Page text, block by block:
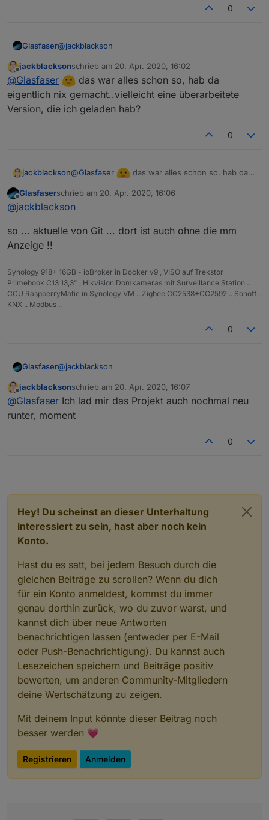
0
Glasfaser@jackblackson
Nochwas ... was mich Irritiert !?
Du hat eine Anzeige drin , die finde ich bei mir nicht
und im Gif Video ganz oben im Startthread ist sie
auch nicht !??
Offline
jackblacksonschrieb am 20. Apr. 2020, 16:02
zuletzt editiert von
@Glasfaser
das war alles schon so, hab da
eigentlich nix gemacht..vielleicht eine überarbeitete
Version, die ich geladen hab?
0
jackblackson@Glasfaser
das war alles schon so, hab da
überarbeitete Version, die ich geladen hab?
Offline
Glasfaserschrieb am 20. Apr. 2020, 16:06
zuletzt editiert von
@jackblackson
so ... aktuelle von Git ... dort ist auch ohne die mm
Anzeige !!
Synology 918+ 16GB - ioBroker in Docker v9 , VISO auf Trekstor
Primebook C13 13,3" , Hikvision Domkameras mit Surveillance Station ..
CCU RaspberryMatic in Synology VM .. Zigbee CC2538+CC2592 .. Sonoff ..
KNX .. Modbus ..
0
Glasfaser@jackblackson
so ... aktuelle von Git ... dort ist auch ohne die mm
Anzeige !!
Offline
jackblacksonschrieb am 20. Apr. 2020, 16:07
zuletzt editiert von
@Glasfaser Ich lad mir das Projekt auch nochmal neu
runter, moment
0
Hey! Du scheinst an dieser Unterhaltung
interessiert zu sein, hast aber noch kein
Konto.
Hast du es satt, bei jedem Besuch durch die
gleichen Beiträge zu scrollen? Wenn du dich
für ein Konto anmeldest, kommst du immer
genau dorthin zurück, wo du zuvor warst, und
kannst dich über neue Antworten
benachrichtigen lassen (entweder per E-Mail
oder Push-Benachrichtigung). Du kannst auch
Lesezeichen speichern und Beiträge positiv
bewerten, um anderen Community-Mitgliedern
deine Wertschätzung zu zeigen.
Mit deinem Input könnte dieser Beitrag noch
besser werden 💗
Registrieren Anmelden